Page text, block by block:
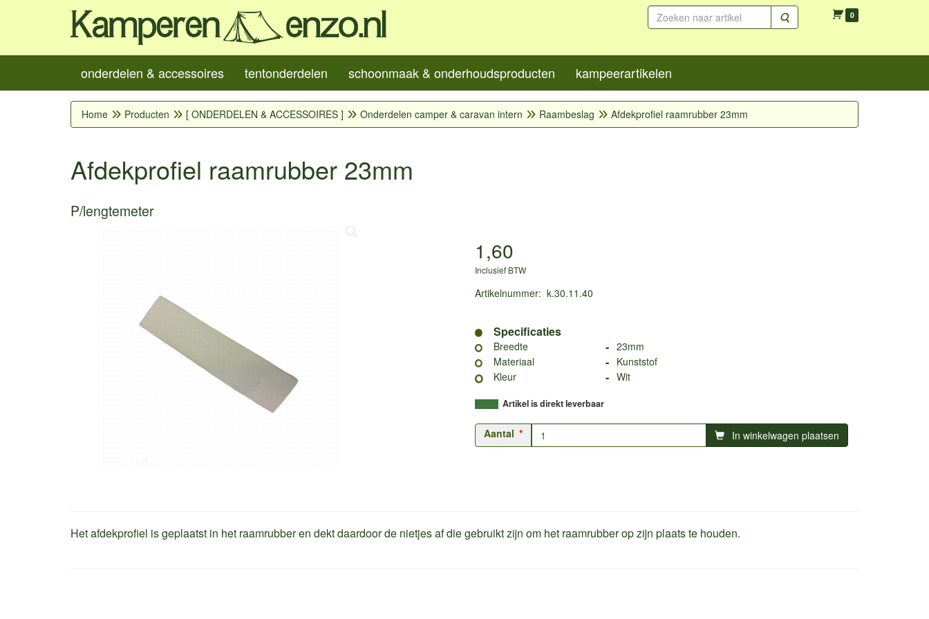
Zoeken 0
onderdelen & accessoires tentonderdelen schoonmaak & onderhoudsproducten kampeerartikelen
Home Producten [ ONDERDELEN & ACCESSOIRES ] Onderdelen camper & caravan intern Raambeslag Afdekprofiel raamrubber 23mm
Afdekprofiel raamrubber 23mm
P/lengtemeter
1,60
Inclusief BTW
Artikelnummer: k.30.11.40
Specificaties
Breedte - 23mm
Materiaal
- Kunststof
Kleur
- Wit
Artikel is direkt leverbaar
Aantal In winkelwagen plaatsen
Het afdekprofiel is geplaatst in het raamrubber en dekt daardoor de nietjes af die gebruikt zijn om het raamrubber op zijn plaats te houden.